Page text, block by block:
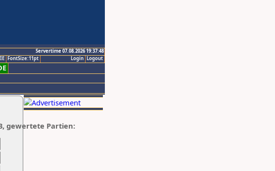
Servertime 07.08.2026 19:37:48
Logout
Login
FontSize:11pt
gewertete Partien: